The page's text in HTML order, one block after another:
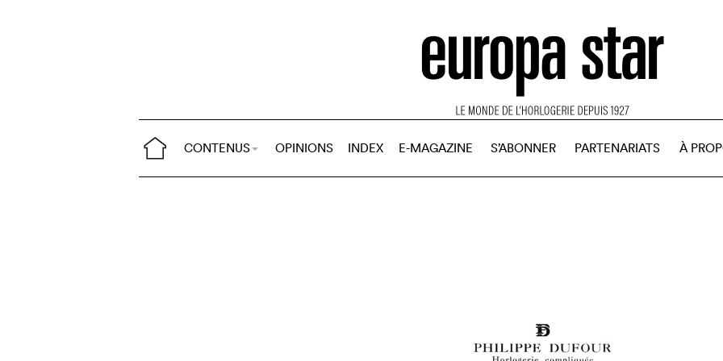
CONTENUS OPINIONS INDEX E-MAGAZINE S’ABONNER PARTENARIATS À